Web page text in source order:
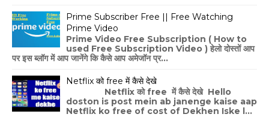
Prime Subscriber Free || Free Watching
Prime Video
Prime Video Free Subscription ( How to
used Free Subscription Video ) हेलो दोस्तों आप
पर इस ब्लॉग में आप जानेंगे कि कैसे आप अमेजॉन प्र...
Netflix को free में कैसे देखे
Netflix को free में कैसे देखे Hello
doston is post mein ab janenge kaise aap
Netflix ko free of cost of Dekhen Iske l...